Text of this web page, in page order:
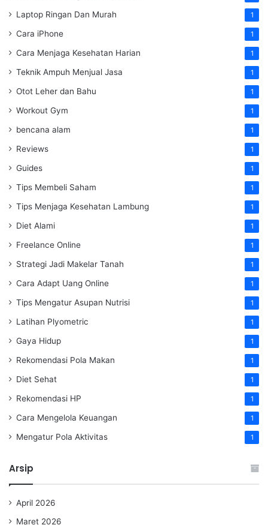
Laptop Ringan Dan Murah 1
Cara iPhone 1
Cara Menjaga Kesehatan Harian 1
Teknik Ampuh Menjual Jasa 1
Otot Leher dan Bahu 1
Workout Gym 1
bencana alam 1
Reviews 1
Guides 1
Tips Membeli Saham 1
Tips Menjaga Kesehatan Lambung 1
Diet Alami 1
Freelance Online 1
Strategi Jadi Makelar Tanah 1
Cara Adapt Uang Online 1
Tips Mengatur Asupan Nutrisi 1
Latihan Plyometric 1
Gaya Hidup 1
Rekomendasi Pola Makan 1
Diet Sehat 1
Rekomendasi HP 1
Cara Mengelola Keuangan 1
Mengatur Pola Aktivitas 1
Arsip
April 2026
Maret 2026